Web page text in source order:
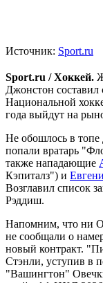
Источник: Sport.ru
Sport.ru / Хоккей.
Джонстон составил
Национальной
года выйдут на
Не обошлось в топе
попали вратарь
также нападающие
Кэпиталз") и
Возглавил список
Рэддиш.
Напомним, что ни
не сообщали о
новый контракт.
Стэнли, уступив в
"Вашингтон"